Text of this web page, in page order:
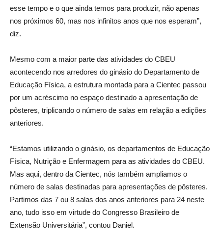
esse tempo e o que ainda temos para produzir, não apenas
nos próximos 60, mas nos infinitos anos que nos esperam”,
diz.
Mesmo com a maior parte das atividades do CBEU
acontecendo nos arredores do ginásio do Departamento de
Educação Física, a estrutura montada para a Cientec passou
por um acréscimo no espaço destinado a apresentação de
pôsteres, triplicando o número de salas em relação a edições
anteriores.
“Estamos utilizando o ginásio, os departamentos de Educação
Física, Nutrição e Enfermagem para as atividades do CBEU.
Mas aqui, dentro da Cientec, nós também ampliamos o
número de salas destinadas para apresentações de pôsteres.
Partimos das 7 ou 8 salas dos anos anteriores para 24 neste
ano, tudo isso em virtude do Congresso Brasileiro de
Extensão Universitária”, contou Daniel.